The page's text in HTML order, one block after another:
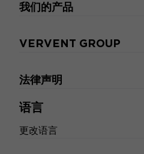
语言
更改语言
我们的产品
VERVENT GROUP
法律声明